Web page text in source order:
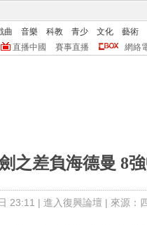
曲 音樂 科教 青少 文化
藝術
直播中國 賽事直播 網絡
之差負海德曼 8
23:11 | 進入復興論壇 | 來源：